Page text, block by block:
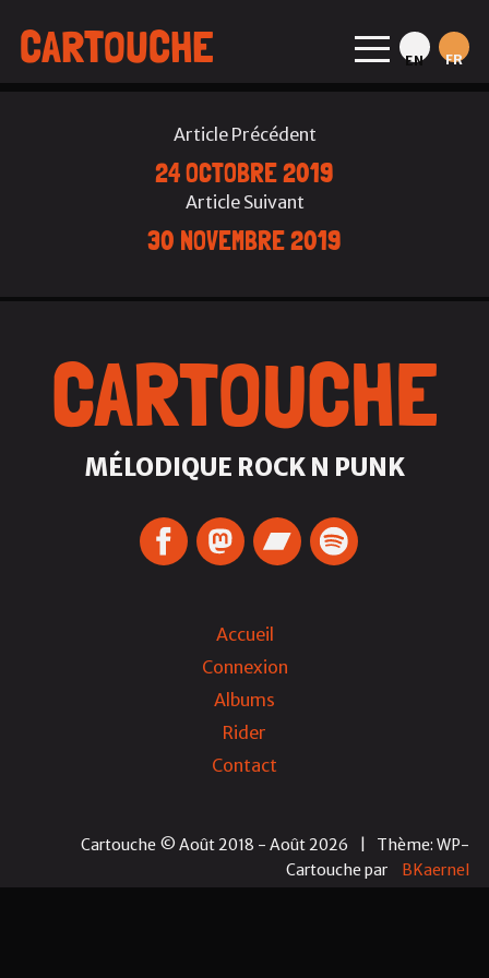
CARTOUCHE EN FR
Article Précédent
24 OCTOBRE 2019
Article Suivant
30 NOVEMBRE 2019
CARTOUCHE
MÉLODIQUE ROCK N PUNK
Accueil
Connexion
Albums
Rider
Contact
Cartouche © Août 2018 - Août 2026
Thème: WP-
Cartouchepar BKaernel